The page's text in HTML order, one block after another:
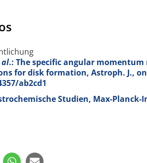
al.: The specific angular
for disk formation, Astroph. J.,
ab2cd1
Studien, Max-